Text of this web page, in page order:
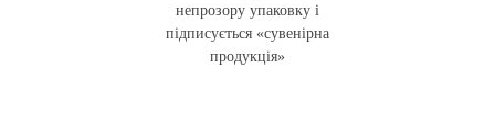
непрозору упаковку і
підписується «сувенірна
продукція»